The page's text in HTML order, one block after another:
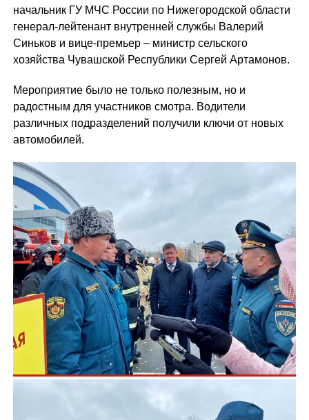
начальник ГУ МЧС России по Нижегородской области
генерал-лейтенант внутренней службы Валерий
Синьков и вице-премьер – министр сельского
хозяйства Чувашской Республики Сергей Артамонов.
Мероприятие было не только полезным, но и
радостным для участников смотра. Водители
различных подразделений получили ключи от новых
автомобилей.